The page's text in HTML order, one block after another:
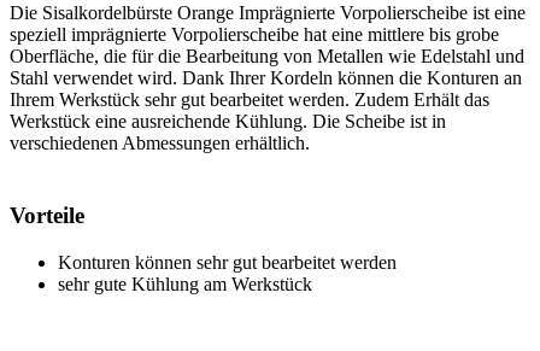
Die Sisalkordelbürste Orange Imprägnierte Vorpolierscheibe ist eine
speziell imprägnierte Vorpolierscheibe hat eine mittlere bis grobe
Oberfläche, die für die Bearbeitung von Metallen wie Edelstahl und
Stahl verwendet wird. Dank Ihrer Kordeln können die Konturen an
Ihrem Werkstück sehr gut bearbeitet werden. Zudem Erhält das
Werkstück eine ausreichende Kühlung. Die Scheibe ist in
verschiedenen Abmessungen erhältlich.
Vorteile
Konturen können sehr gut bearbeitet werden
sehr gute Kühlung am Werkstück